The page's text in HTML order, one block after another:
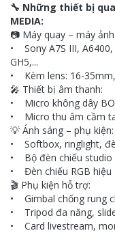
🔧 Những thiết bị
MEDIA:
📷 Máy quay – máy
• Sony A7S III, A6400,
GH5,...
• Kèm lens: 16-
🎤 Thiết bị âm thanh:
• Micro không dây
• Micro thu âm cầm
💡 Ánh sáng – phụ kiện:
• Softbox, ringlight,
• Bộ đèn chiếu studio
• Đèn chiếu RGB hiệu
🎬 Phụ kiện hỗ trợ:
• Gimbal chống rung
• Tripod đa năng,
• Card livestream,